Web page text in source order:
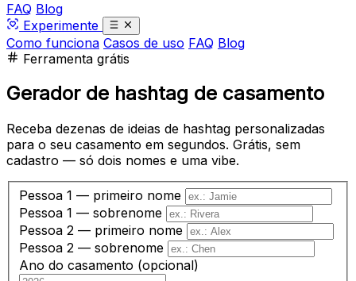
FAQ Blog
Experimente
Como funciona Casos de uso FAQ Blog
Ferramenta grátis
Gerador de hashtag de casamento
Receba dezenas de ideias de hashtag personalizadas
para o seu casamento em segundos. Grátis, sem
cadastro — só dois nomes e uma vibe.
Pessoa 1 — primeiro nome
Pessoa 1 — sobrenome
Pessoa 2 — primeiro nome
Pessoa 2 — sobrenome
Ano do casamento (opcional)